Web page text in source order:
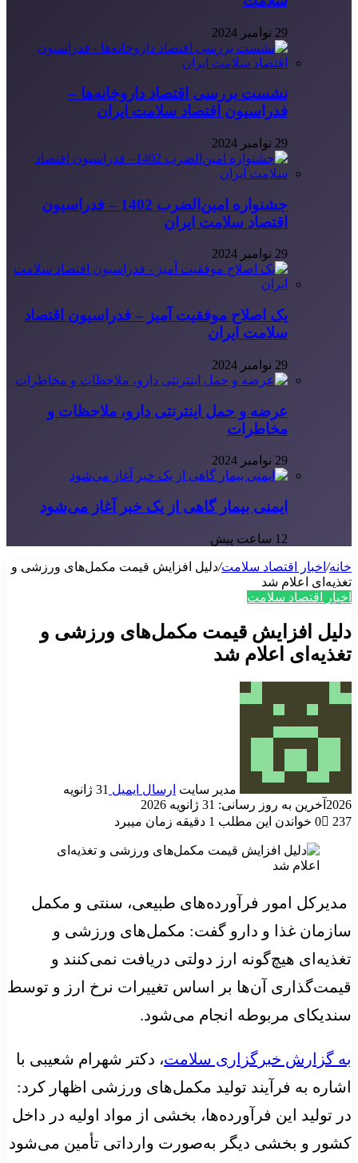
29 نوامبر 2024
نشست بررسی اقتصاد داروخانه‌ها –
فدراسیون اقتصاد سلامت ایران
29 نوامبر 2024
جشنواره امین‌الضرب 1402 – فدراسیون
اقتصاد سلامت ایران
29 نوامبر 2024
یک اصلاح موفقیت آمیز – فدراسیون اقتصاد
سلامت ایران
29 نوامبر 2024
عرضه و حمل اینترنتی دارو، ملاحظات و
مخاطرات
29 نوامبر 2024
ایمنی بیمار گاهی از یک خبر آغاز می‌شود
12 ساعت پیش
خانه/ اخبار اقتصاد سلامت/دلیل افزایش قیمت مکمل‌های ورزشی و
تغذیه‌ای اعلام شد
اخبار اقتصاد سلامت
دلیل افزایش قیمت مکمل‌های ورزشی و
تغذیه‌ای اعلام شد
مدیر سایت ارسال ایمیل
31 ژانویه
2026 آخرین به روز رسانی: 31 ژانویه 2026
0
237 خواندن این مطلب 1 دقیقه زمان میبرد
مدیرکل امور فرآورده‌های طبیعی، سنتی و مکمل
سازمان غذا و دارو گفت: مکمل‌های ورزشی و
تغذیه‌ای هیچ‌گونه ارز دولتی دریافت نمی‌کنند و
قیمت‌گذاری آن‌ها بر اساس تغییرات نرخ ارز و توسط
سندیکای مربوطه انجام می‌شود.
به گزارش خبرگزاری سلامت، دکتر شهرام شعیبی با
اشاره به فرآیند تولید مکمل‌های ورزشی اظهار کرد:
در تولید این فرآورده‌ها، بخشی از مواد اولیه در داخل
کشور و بخشی دیگر به‌صورت وارداتی تأمین می‌شود